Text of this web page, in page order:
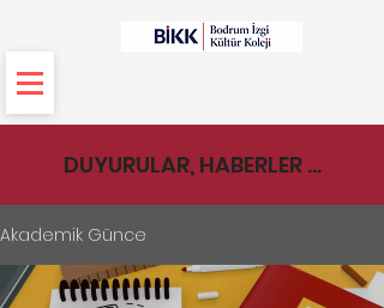
DUYURULAR, HABERLER ...
Akademik Günce